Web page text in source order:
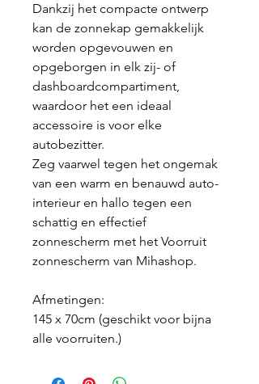
Dankzij het compacte ontwerp
kan de zonnekap gemakkelijk
worden opgevouwen en
opgeborgen in elk zij- of
dashboardcompartiment,
waardoor het een ideaal
accessoire is voor elke
autobezitter.
Zeg vaarwel tegen het ongemak
van een warm en benauwd auto-
interieur en hallo tegen een
schattig en effectief
zonnescherm met het Voorruit
zonnescherm van Mihashop.
Afmetingen:
145 x 70cm (geschikt voor bijna
alle voorruiten.)